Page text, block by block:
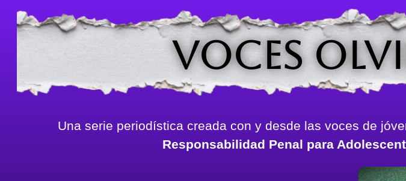
VOCES
Una serie periodística creada con y desde las voces de
Responsabilidad Penal para